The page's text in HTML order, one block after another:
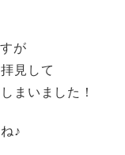
が
見して
まいました！
♪